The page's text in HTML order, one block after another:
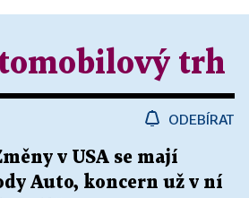
trh
ODEBÍRAT
v USA se mají
Auto, koncern už v ní